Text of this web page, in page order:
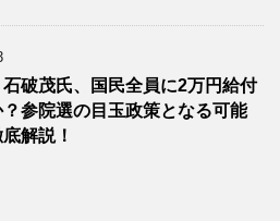
石破茂氏、国民全員に2万円給付
参院選の目玉政策となる可能
解説！